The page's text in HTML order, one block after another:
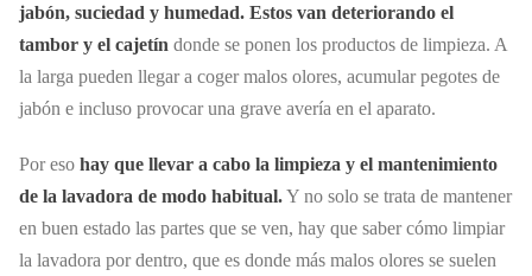
jabón, suciedad y humedad. Estos van deteriorando el
tambor y el cajetín donde se ponen los productos de limpieza. A
la larga pueden llegar a coger malos olores, acumular pegotes de
jabón e incluso provocar una grave avería en el aparato.
Por eso hay que llevar a cabo la limpieza y el mantenimiento
de la lavadora de modo habitual.Y no solo se trata de mantener
en buen estado las partes que se ven, hay que saber cómo limpiar
la lavadora por dentro, que es donde más malos olores se suelen